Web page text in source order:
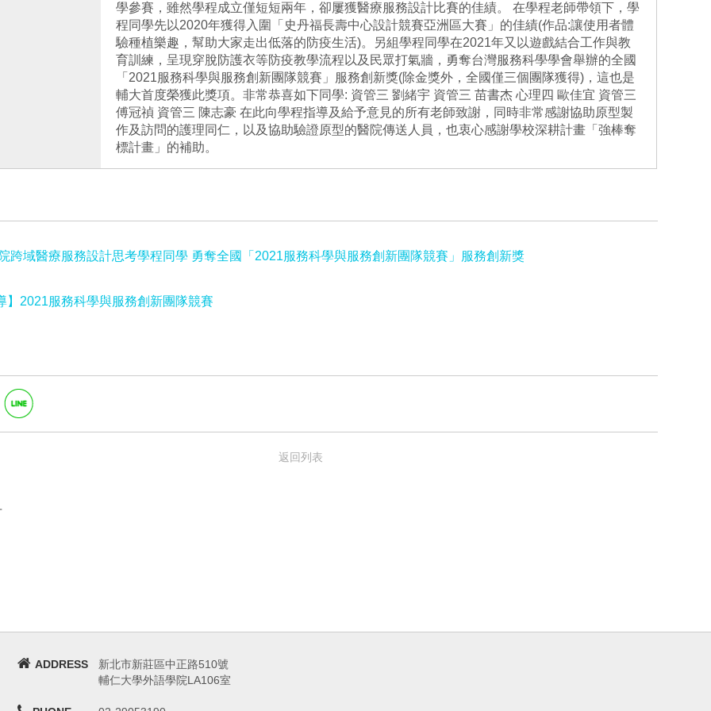
學參賽，雖然學程成立僅短短兩年，卻屢獲醫療服務設計比賽的佳績。 在學程老師帶領下，學
程同學先以2020年獲得入圍「史丹福長壽中心設計競賽亞洲區大賽」的佳績(作品:讓使用者體
驗種植樂趣，幫助大家走出低落的防疫生活)。另組學程同學在2021年又以遊戲結合工作與教
育訓練，呈現穿脫防護衣等防疫教學流程以及民眾打氣牆，勇奪台灣服務科學學會舉辦的全國
「2021服務科學與服務創新團隊競賽」服務創新獎(除金獎外，全國僅三個團隊獲得)，這也是
輔大首度榮獲此獎項。非常恭喜如下同學: 資管三 劉緒宇 資管三 苗書杰 心理四 歐佳宜 資管三
傅冠禎 資管三 陳志豪 在此向學程指導及給予意見的所有老師致謝，同時非常感謝協助原型製
作及訪問的護理同仁，以及協助驗證原型的醫院傳送人員，也衷心感謝學校深耕計畫「強棒奪
標計畫」的補助。
跨域醫療服務設計思考學程同學 勇奪全國「2021服務科學與服務創新團隊競賽」服務創新獎
】2021服務科學與服務創新團隊競賽
返回列表
ADDRESS
新北市新莊區中正路510號
輔仁大學外語學院LA106室